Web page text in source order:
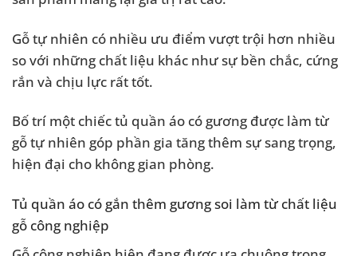
Gỗ tự nhiên có nhiều ưu điểm vượt trội hơn nhiều
so với những chất liệu khác như sự bền chắc, cứng
rắn và chịu lực rất tốt.
Bố trí một chiếc tủ quần áo có gương được làm từ
gỗ tự nhiên góp phần gia tăng thêm sự sang trọng,
hiện đại cho không gian phòng.
Tủ quần áo có gắn thêm gương soi làm từ chất liệu
gỗ công nghiệp